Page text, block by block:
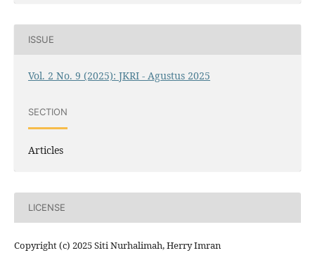
ISSUE
Vol. 2 No. 9 (2025): JKRI - Agustus 2025
SECTION
Articles
LICENSE
Copyright (c) 2025 Siti Nurhalimah, Herry Imran